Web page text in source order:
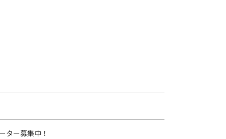
ター募集中！